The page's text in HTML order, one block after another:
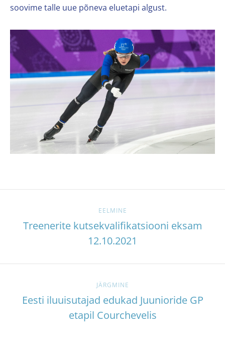
soovime talle uue põneva eluetapi algust.
EELMINE
Treenerite kutsekvalifikatsiooni eksam
12.10.2021
JÄRGMINE
Eesti iluuisutajad edukad Juunioride GP
etapil Courchevelis